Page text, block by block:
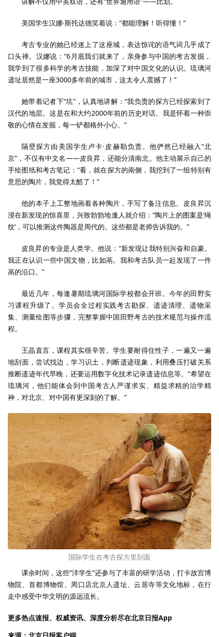
美国学生汉娜·斯托达德笑着说： “都能理解！听得懂！ ”
考古专业的她已经迷上了这座城，表达惊诧的语气词几乎成了
口头禅。汉娜说：“6月底我们就来了， 亲身参与中国的考古发掘，
我学到了很多科学的考古技能，加深了对中国文化的认识。琉璃河
遗址居然是一座3000多年前的城市，这太令人震撼了！ ”
她带着记者下“坑”，认真地讲解：“我负责的探方已经探索到了
汉代的地层。这是在和大约2000年前的历史对话。我是怀着一种崇
敬的心情在发掘，每一铲都格外小心。 ”
隔壁探方由美国学生卢卡· 皮赫勒负责。他俨然已经融入 “北
京” ，不仅有中文名——皮良昇，还能分清南北。他主动展示自己的
手绘图纸和考古笔记： “看，就在探方的南侧，我挖到了一组特别有
意思的陶片，我觉得太酷了！ ”
他的本子上工整地画着各种陶片，手写了备注信息。皮良昇沉
浸在新发现的惊喜里，兴致勃勃地逢人就介绍：“陶片上的图案是‘绳
纹’，可以推测这件陶器是周代的。这些都是老师告诉我的。 ”
皮良昇的专业是人类学。他说： “新发现让我特别兴奋和自豪。
我正在认识一些中国文物，比如鬲。我和考古队员一起发现了一件
鬲的沿口。 ”
最近几年，每逢暑期琉璃河国际学校都会开班。今年的田野实
习课程升级了。学员会全过程实践考古勘探、遗迹清理、遗物采
集、测量绘图等步骤，完整掌握中国田野考古的技术规范与操作流
程。
王晶直言，课程其实很辛苦。学生要耐得住性子，一遍又一遍
地刮面，尝试找边，学习识土，判断遗迹现象，利用叠压打破关系
推断遗迹年代早晚，还要运用数字化技术记录遗迹信息等。“希望在
琉璃河，他们能体会到中国考古人严谨求实、精益求精的治学精
神，对北京、对中国有更深刻的了解。 ”
国际学生在考古探方里刮面
课余时间，这些“洋学生”还参与了丰富的研学活动，打卡故宫博
物院、首都博物馆、周口店北京人遗址、云居寺等文化地标，在行
走中感受中华文明的源远流长。
更多热点速报、权威资讯、深度分析尽在北京日报App
来源：北京日报客户端